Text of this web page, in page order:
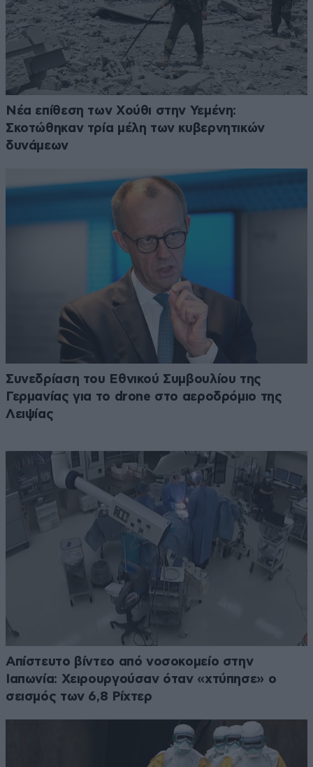
Νέα επίθεση των Χούθι στην Υεμένη:
Σκοτώθηκαν τρία μέλη των κυβερνητικών
δυνάμεων
Συνεδρίαση του Εθνικού Συμβουλίου της
Γερμανίας για το drone στο αεροδρόμιο της
Λειψίας
Απίστευτο βίντεο από νοσοκομείο στην
Ιαπωνία: Χειρουργούσαν όταν «χτύπησε» ο
σεισμός των 6,8 Ρίχτερ